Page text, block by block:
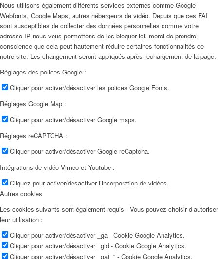
Nous utilisons également différents services externes comme Google
Webfonts, Google Maps, autres hébergeurs de vidéo. Depuis que ces FAI
sont susceptibles de collecter des données personnelles comme votre
adresse IP nous vous permettons de les bloquer ici. merci de prendre
conscience que cela peut hautement réduire certaines fonctionnalités de
notre site. Les changement seront appliqués après rechargement de la page.
Réglages des polices Google :
Cliquer pour activer/désactiver les polices Google Fonts.
Réglages Google Map :
Cliquer pour activer/désactiver Google maps.
Réglages reCAPTCHA :
Cliquer pour activer/désactiver Google reCaptcha.
Intégrations de vidéo Vimeo et Youtube :
Cliquez pour activer/désactiver l’incorporation de vidéos.
Autres cookies
Les cookies suivants sont également requis - Vous pouvez choisir d’autoriser
leur utilisation :
Cliquer pour activer/désactiver _ga - Cookie Google Analytics.
Cliquer pour activer/désactiver _gid - Cookie Google Analytics.
Cliquer pour activer/désactiver _gat_* - Cookie Google Analytics.